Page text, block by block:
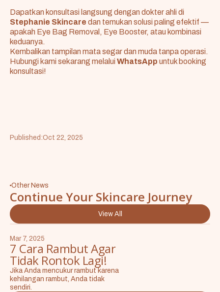
Dapatkan konsultasi langsung dengan dokter ahli di
Stephanie Skincare dan temukan solusi paling efektif —
apakah Eye Bag Removal, Eye Booster, atau kombinasi
keduanya.
Kembalikan tampilan mata segar dan muda tanpa operasi.
Hubungi kami sekarang melaluiWhatsApp untuk booking
konsultasi!
Published:Oct 22, 2025
Other News
Continue Your Skincare Journey
View All
Mar 7, 2025
7 Cara Rambut Agar
Tidak Rontok Lagi!
Jika Anda mencukur rambut karena
kehilangan rambut, Anda tidak
sendiri.